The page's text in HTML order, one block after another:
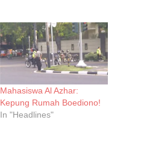
Mahasiswa Al Azhar:
Kepung Rumah Boediono!
In "Headlines"